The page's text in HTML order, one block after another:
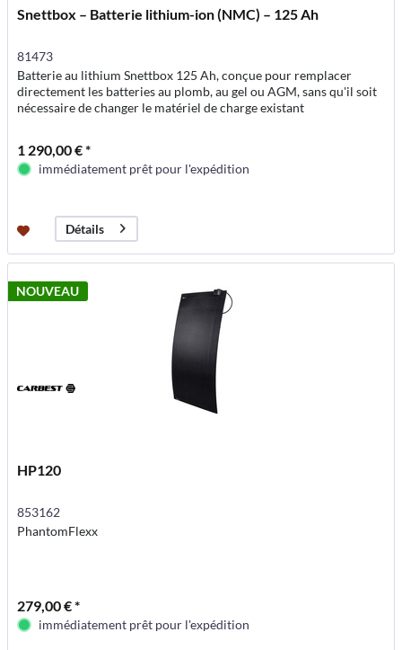
Snettbox – Batterie lithium-ion (NMC) – 125 Ah
81473
Batterie au lithium Snettbox 125 Ah, conçue pour remplacer
directement les batteries au plomb, au gel ou AGM, sans qu'il soit
nécessaire de changer le matériel de charge existant
1 290,00 € *
immédiatement prêt pour l'expédition
Détails
NOUVEAU
HP120
853162
PhantomFlexx
279,00 € *
immédiatement prêt pour l'expédition